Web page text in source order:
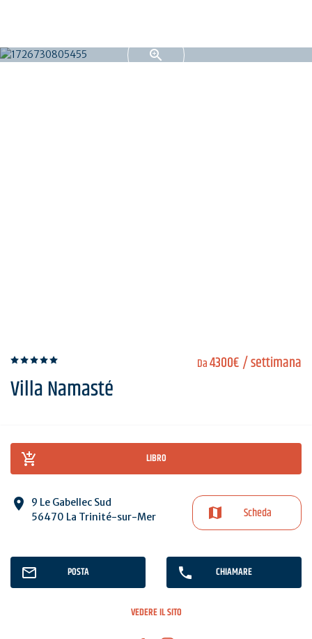
Da4300€/ settimana
Villa Namasté
LIBRO
9 Le Gabellec Sud
56470 La Trinité-sur-Mer
Scheda
POSTA CHIAMARE
VEDERE IL SITO